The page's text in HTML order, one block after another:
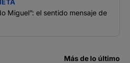
Miguel”: el sentido mensaje de
Más de lo último